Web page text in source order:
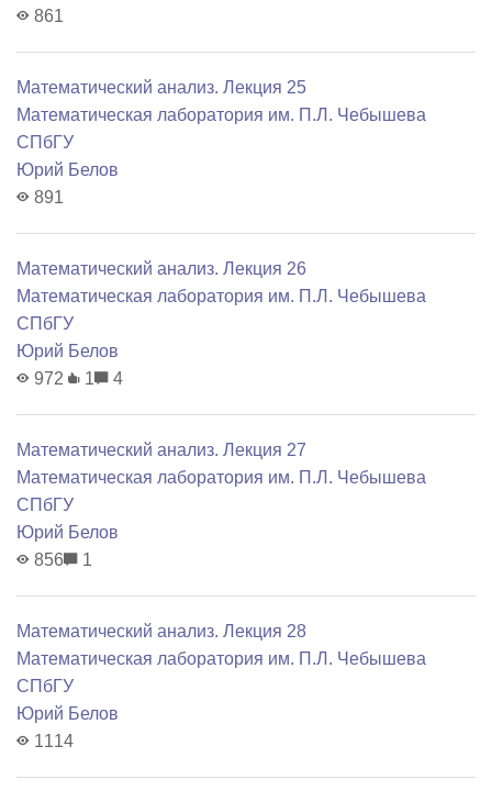
861
Математический анализ. Лекция 25
Математичеcкая лаборатория им. П.Л. Чебышева
СПбГУ
Юрий Белов
891
Математический анализ. Лекция 26
Математичеcкая лаборатория им. П.Л. Чебышева
СПбГУ
Юрий Белов
972
1 4
Математический анализ. Лекция 27
Математичеcкая лаборатория им. П.Л. Чебышева
СПбГУ
Юрий Белов
856
1
Математический анализ. Лекция 28
Математичеcкая лаборатория им. П.Л. Чебышева
СПбГУ
Юрий Белов
1114